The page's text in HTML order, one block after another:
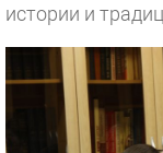
истории и